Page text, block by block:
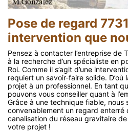
Pose de regard
intervention que
Pensez à contacter l’entreprise de
à la recherche d’un spécialiste en
Roi. Comme il s’agit d’une
requiert un savoir-faire solide.
projet à un professionnel. En tant
pouvons vous conseiller quant à
Grâce à une technique fiable, nous
convenablement un regard enterré
canalisation du réseau gravitaire
votre projet !